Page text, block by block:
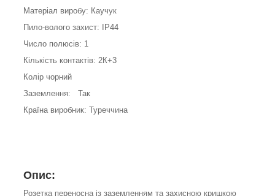
Матеріал виробу: Каучук
Пило-волого захист: IP44
Число полюсів: 1
Кількість контактів: 2К+3
Колір чорний
Заземлення: Так
Країна виробник: Туреччина
Опис:
Розетка переносна із заземленням та захисною кришкою